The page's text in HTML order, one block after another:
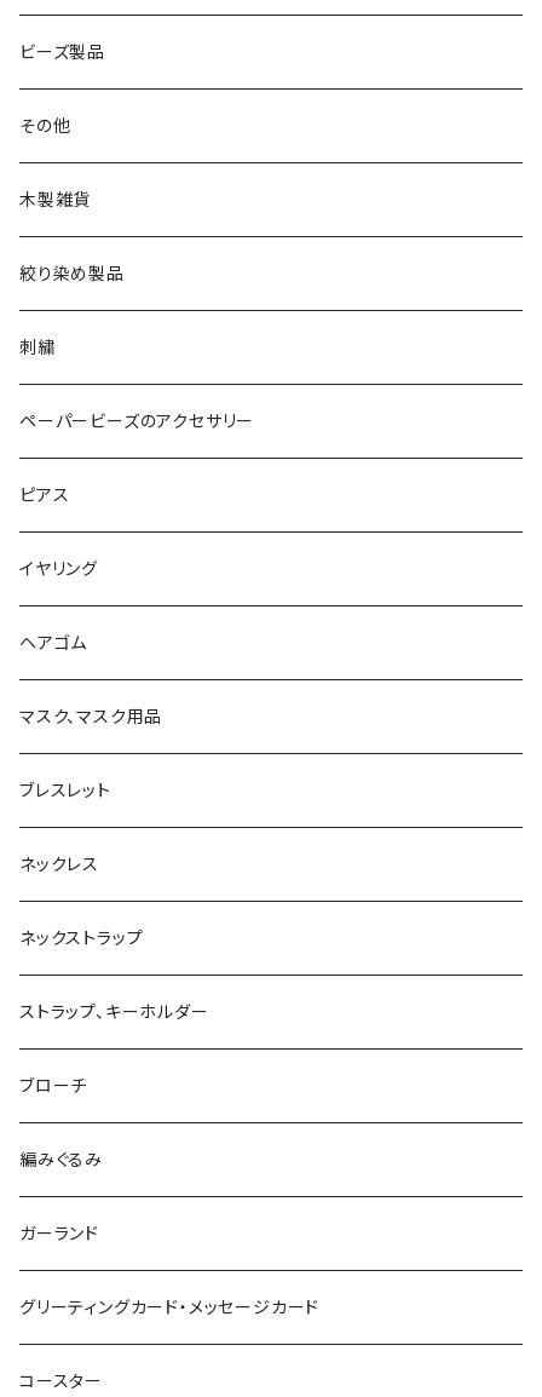
ビーズ製品
その他
木製雑貨
絞り染め製品
刺繍
ペーパービーズのアクセサリー
ピアス
イヤリング
ヘアゴム
マスク、マスク用品
ブレスレット
ネックレス
ネックストラップ
ストラップ、キーホルダー
ブローチ
編みぐるみ
ガーランド
グリーティングカード・メッセージカード
コースター